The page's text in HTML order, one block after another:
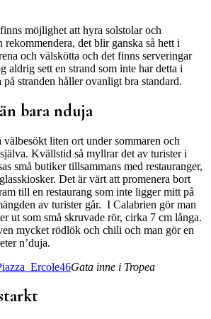
finns möjlighet att hyra solstolar och
det blir ganska så hett i
och välskötta och det finns serveringar
aldrig sett en strand som inte har detta i
på stranden håller ovanligt bra standard.
bara nduja
välbesökt liten ort under sommaren och
Kvällstid så myllrar det av turister i
små butiker tillsammans med restauranger,
Det är värt att promenera bort
till en restaurang som inte ligger mitt på
av turister går. I Calabrien gör man
ut som små skruvade rör, cirka 7 cm långa.
mycket rödlök och chili och man gör en
n’duja.
Gata inne i Tropea